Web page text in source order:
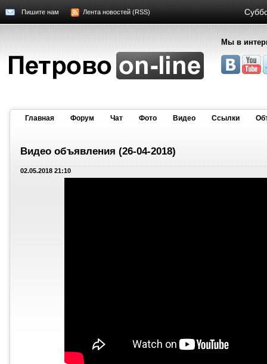
Пишите нам Лента новостей (RSS)
Мы в
Главная Форум Чат Фото Видео Cсылки
Видео объявления (26-04-2018)
02.05.2018 21:10